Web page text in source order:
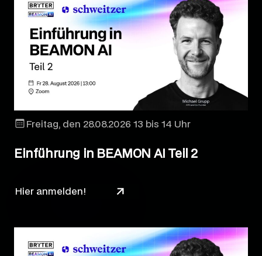
Freitag, den 28.08.2026 13 bis 14 Uhr
Einführung in BEAMON AI Teil 2
Hier anmelden!